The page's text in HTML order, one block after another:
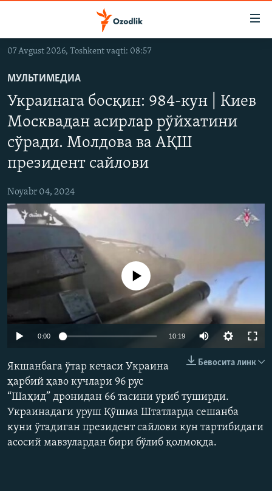
Асосий
ўтинг
Қидиришга
ўтинг
OZODVIDEO
OZODARXIV
На русском
ИЖТИМОИЙ ТАРМОҚЛАР
Озодлик бошқа тилларда
07 Avgust 2026, Toshkent vaqti: 08:57
МУЛЬТИМЕДИА
Украинага босқин: 984-кун | Киев
Москвадан асирлар рўйхатини
сўради. Молдова ва АҚШ
президент сайлови
Noyabr 04, 2024
Auto 360p 480p
720p
Айни дамда медиа-манба мавжуд эмас
0:00 10:19
480p
1080p
Бевосита линк
Якшанбага ўтар кечаси Украина
ҳарбий ҳаво кучлари 96 рус
“Шаҳид” дронидан 66 тасини уриб туширди.
Украинадаги уруш Қўшма Штатларда сешанба
куни ўтадиган президент сайлови кун тартибидаги
асосий мавзулардан бири бўлиб қолмоқда.